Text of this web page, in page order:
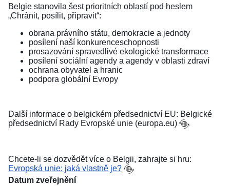
Belgie stanovila šest prioritních oblastí pod heslem
„Chránit, posílit, připravit“:
obrana právního státu, demokracie a jednoty
posílení naší konkurenceschopnosti
prosazování spravedlivé ekologické transformace
posílení sociální agendy a agendy v oblasti zdraví
ochrana obyvatel a hranic
podpora globální Evropy
Další informace o belgickém předsednictví EU: Belgické
předsednictví Rady Evropské unie (europa.eu)
Chcete-li se dozvědět více o Belgii, zahrajte si hru:
Evropská unie: jaká vlastně je?
Datum zveřejnění